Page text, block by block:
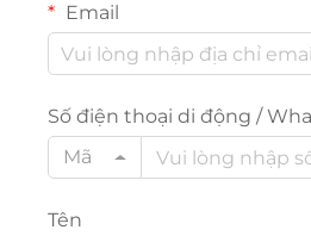
Email
Số điện thoại di động /
Mã
Tên